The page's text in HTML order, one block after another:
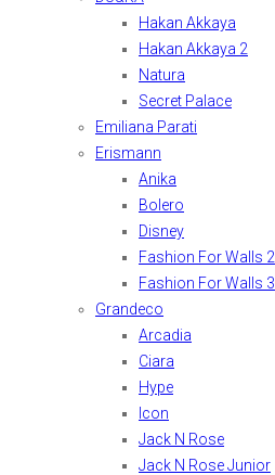
Hakan Akkaya
Hakan Akkaya 2
Natura
Secret Palace
Emiliana Parati
Erismann
Anika
Bolero
Disney
Fashion For Walls 2
Fashion For Walls 3
Grandeco
Arcadia
Ciara
Hype
Icon
Jack N Rose
Jack N Rose Junior